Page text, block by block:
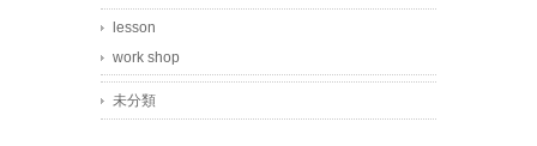
lesson
work shop
未分類